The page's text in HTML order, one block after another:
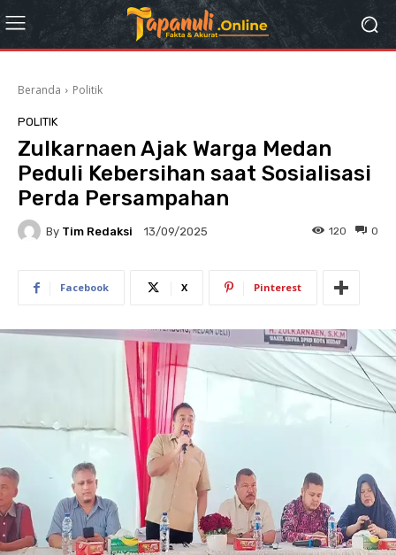
Beranda Politik
POLITIK
Zulkarnaen Ajak Warga Medan
Peduli Kebersihan saat Sosialisasi
Perda Persampahan
By Tim Redaksi 13/09/2025 0
120
Facebook X Pinterest